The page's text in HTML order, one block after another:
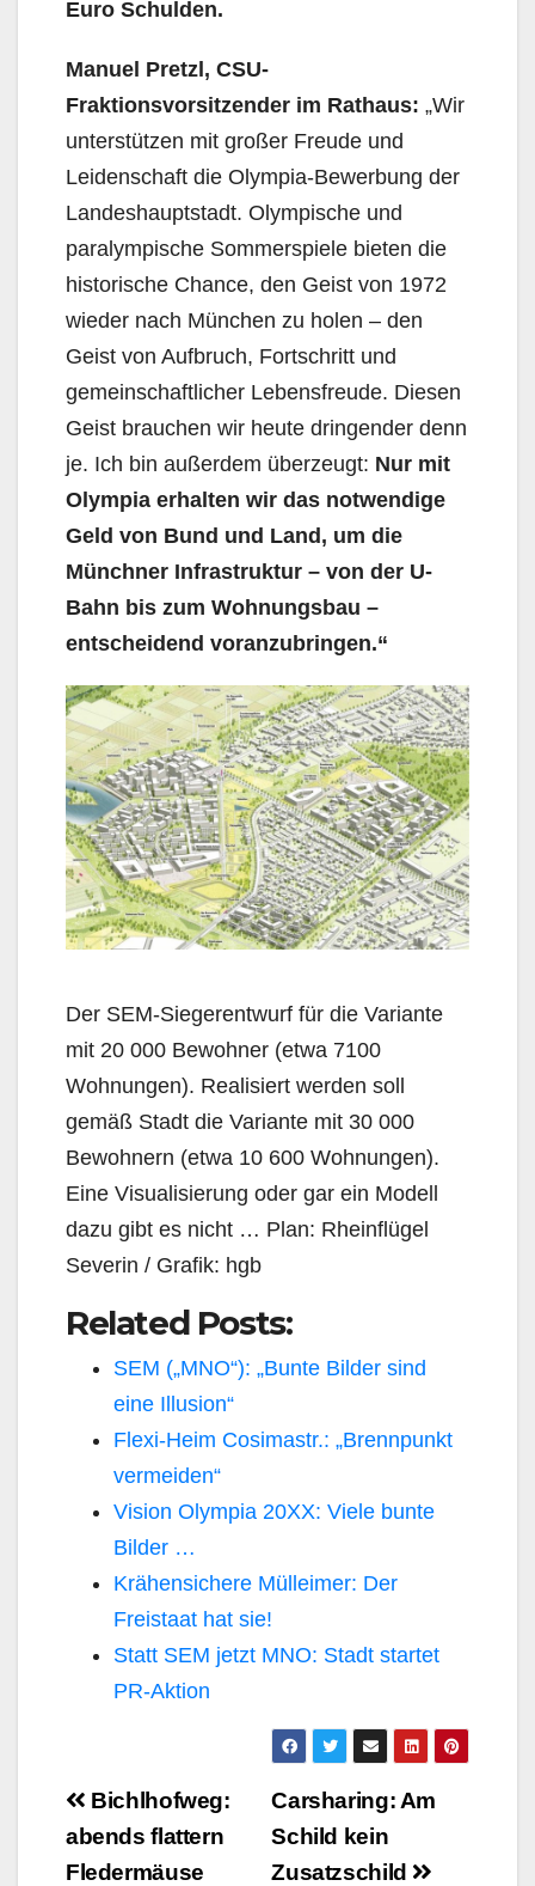
Euro Schulden.
Manuel Pretzl, CSU-
Fraktionsvorsitzender im Rathaus: „Wir
unterstützen mit großer Freude und
Leidenschaft die Olympia-Bewerbung der
Landeshauptstadt. Olympische und
paralympische Sommerspiele bieten die
historische Chance, den Geist von 1972
wieder nach München zu holen – den
Geist von Aufbruch, Fortschritt und
gemeinschaftlicher Lebensfreude. Diesen
Geist brauchen wir heute dringender denn
je. Ich bin außerdem überzeugt: Nur mit
Olympia erhalten wir das notwendige
Geld von Bund und Land, um die
Münchner Infrastruktur – von der U-
Bahn bis zum Wohnungsbau –
entscheidend voranzubringen.“
Der SEM-Siegerentwurf für die Variante
mit 20 000 Bewohner (etwa 7100
Wohnungen). Realisiert werden soll
gemäß Stadt die Variante mit 30 000
Bewohnern (etwa 10 600 Wohnungen).
Eine Visualisierung oder gar ein Modell
dazu gibt es nicht … Plan: Rheinflügel
Severin / Grafik: hgb
Related Posts:
SEM („MNO“): „Bunte Bilder sind
eine Illusion“
Flexi-Heim Cosimastr.: „Brennpunkt
vermeiden“
Vision Olympia 20XX: Viele bunte
Bilder …
Krähensichere Mülleimer: Der
Freistaat hat sie!
Statt SEM jetzt MNO: Stadt startet
PR-Aktion
Beitragsnavigation
Carsharing: Am
Schild kein
Zusatzschild
Bichlhofweg:
abends flattern
Fledermäuse